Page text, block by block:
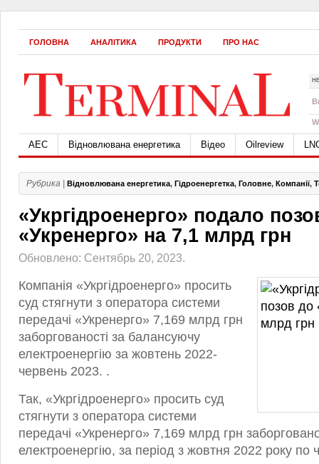
ГОЛОВНА АНАЛІТИКА ПРОДУКТИ ПРО НАС
АЕС Відновлювана енергетика Відео Oilreview
Рубрика | Відновлювана енергетика, Гідроенергетка, Головне, Компанії,
«Укргідроенерго» подало
«Укренерго» на 7,1 млрд грн
Обновлено: Сентябрь 20, 2023.
Компанія «Укргідроенерго» просить
суд стягнути з оператора системи
передачі «Укренерго» 7,169 млрд грн
заборгованості за балансуючу
електроенергію за жовтень 2022-
червень 2023. .
Так, «Укргідроенерго» просить суд
стягнути з оператора системи
передачі «Укренерго» 7,169 млрд грн
електроенергію, за період з жовтня 2022 року по